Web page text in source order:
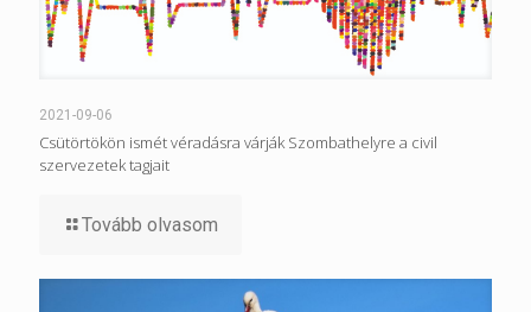
2021-09-06
Csütörtökön ismét véradásra várják Szombathelyre a civil
szervezetek tagjait
Tovább olvasom